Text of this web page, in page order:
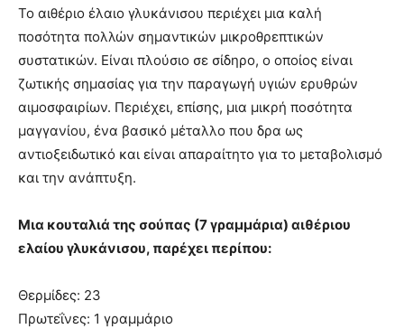
Το αιθέριο έλαιο γλυκάνισου περιέχει μια καλή
ποσότητα πολλών σημαντικών μικροθρεπτικών
συστατικών. Είναι πλούσιο σε σίδηρο, ο οποίος είναι
ζωτικής σημασίας για την παραγωγή υγιών ερυθρών
αιμοσφαιρίων. Περιέχει, επίσης, μια μικρή ποσότητα
μαγγανίου, ένα βασικό μέταλλο που δρα ως
αντιοξειδωτικό και είναι απαραίτητο για το μεταβολισμό
και την ανάπτυξη.
Μια κουταλιά της σούπας (7 γραμμάρια) αιθέριου
ελαίου γλυκάνισου, παρέχει περίπου:
Θερμίδες: 23
Πρωτεΐνες: 1 γραμμάριο